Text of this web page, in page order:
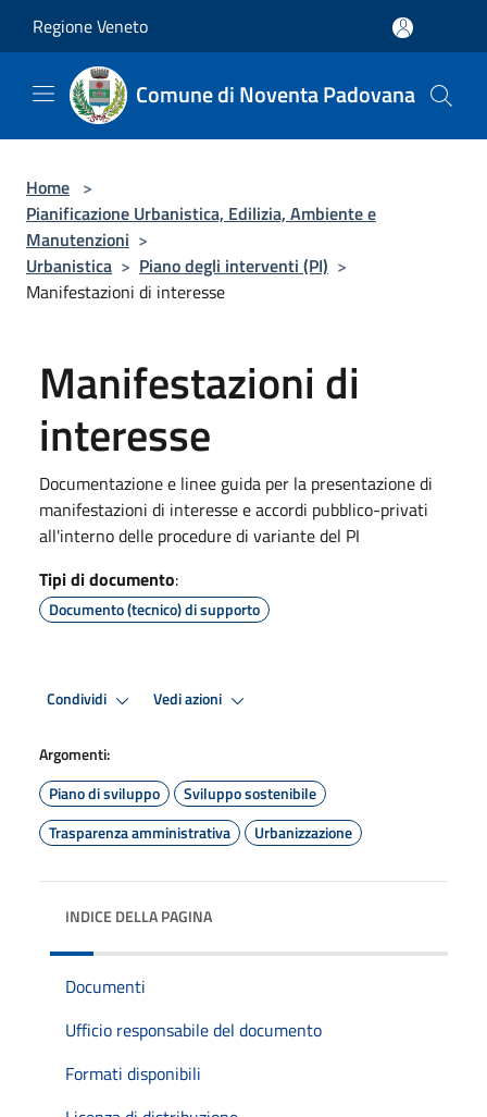
Regione Veneto
Comune di Noventa Padovana
Home >
Pianificazione Urbanistica, Edilizia, Ambiente e
Manutenzioni >
Urbanistica > Piano degli interventi (PI) >
Manifestazioni di interesse
Manifestazioni di
interesse
Documentazione e linee guida per la presentazione di
manifestazioni di interesse e accordi pubblico-privati
all'interno delle procedure di variante del PI
Tipi di documento:
Documento (tecnico) di supporto
Condividi Vedi azioni
Argomenti:
Piano di sviluppo
Sviluppo sostenibile
Trasparenza amministrativa
Urbanizzazione
INDICE DELLA PAGINA
Documenti
Ufficio responsabile del documento
Formati disponibili